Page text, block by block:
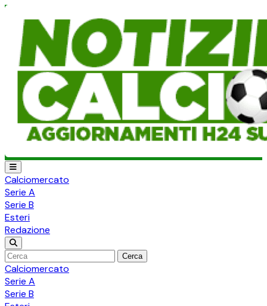
Calciomercato
Serie A
Serie B
Esteri
Redazione
Cerca
Calciomercato
Serie A
Serie B